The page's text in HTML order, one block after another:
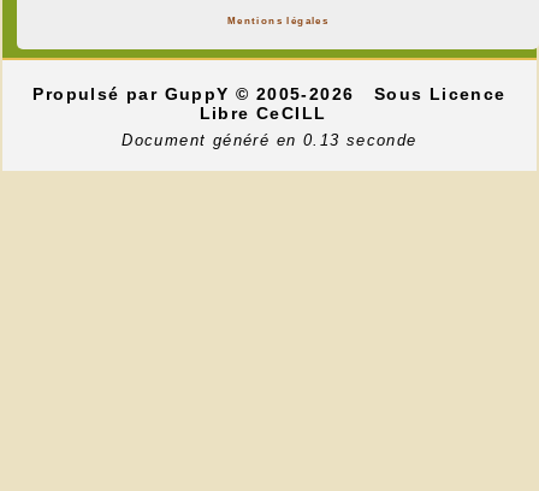
Mentions légales
Propulsé par GuppY© 2005-2026
Sous Licence
Libre CeCILL
Document généré en 0.13 seconde